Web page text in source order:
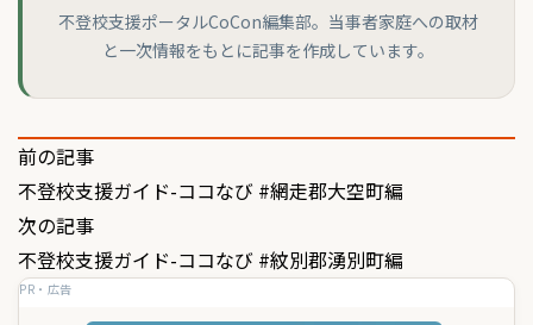
不登校支援ポータルCoCon編集部。当事者家庭への取材
と一次情報をもとに記事を作成しています。
投
稿
ナ
ビ
前の記事
不登校支援ガイド-ココなび #網走郡大空町編
次の記事
不登校支援ガイド-ココなび #紋別郡湧別町編
PR・広告